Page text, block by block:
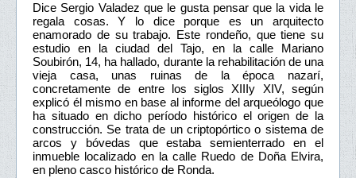
Dice Sergio Valadez que le gusta pensar que la vida le
regala cosas. Y lo dice porque es un arquitecto
enamorado de su trabajo. Este rondeño, que tiene su
estudio en la ciudad del Tajo, en la calle Mariano
Soubirón, 14, ha hallado, durante la rehabilitación de una
vieja casa, unas ruinas de la época nazarí,
concretamente de entre los siglos XIIIy XIV, según
explicó él mismo en base al informe del arqueólogo que
ha situado en dicho período histórico el origen de la
construcción. Se trata de un criptopórtico o sistema de
arcos y bóvedas que estaba semienterrado en el
inmueble localizado en la calle Ruedo de Doña Elvira,
en pleno casco histórico de Ronda.